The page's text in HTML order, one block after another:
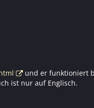
und er funktioniert
ist nur auf Englisch.